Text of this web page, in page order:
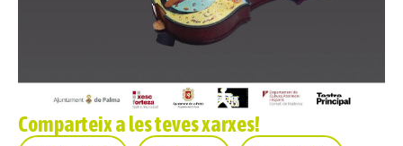
Comparteix a les teves xarxes!